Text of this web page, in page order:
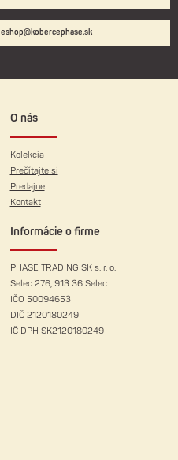
eshop@kobercephase.sk
O nás
Kolekcia
Prečítajte si
Predajne
Kontakt
Informácie o firme
PHASE TRADING SK s. r. o.
Selec 276, 913 36 Selec
IČO 50094653
DIČ 2120180249
IČ DPH SK2120180249